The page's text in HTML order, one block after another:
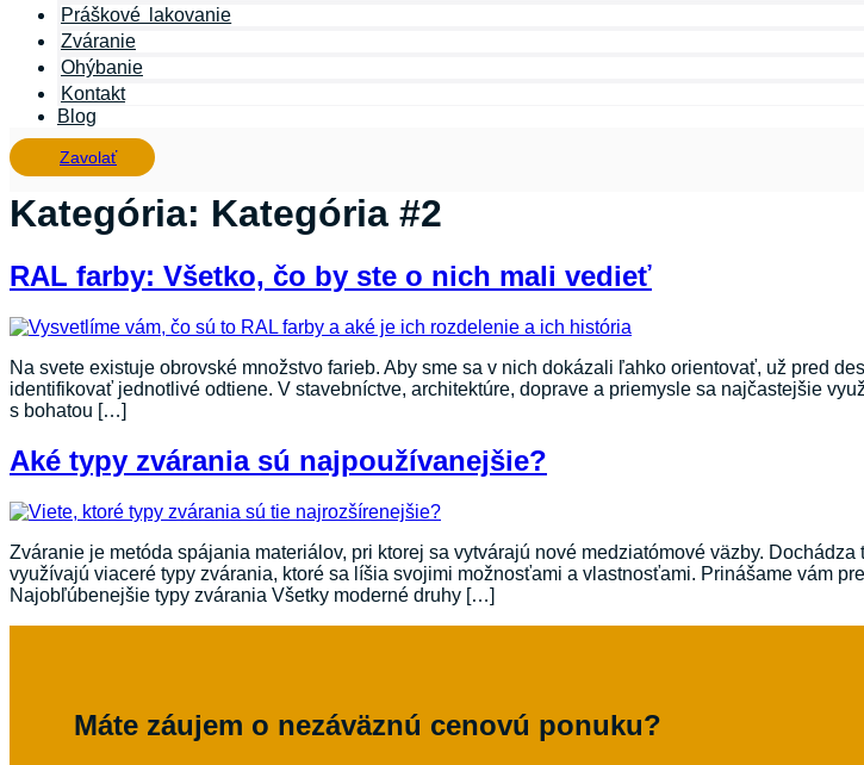
Práškové lakovanie
Zváranie
Ohýbanie
Kontakt
Blog
Zavolať
Kategória: Kategória #2
RAL farby: Všetko, čo by ste o nich mali vedieť
Na svete existuje obrovské množstvo farieb. Aby sme sa v nich dokázali ľahko orientovať, už pred
identifikovať jednotlivé odtiene. V stavebníctve, architektúre, doprave a priemysle sa najčastejšie
s bohatou […]
Aké typy zvárania sú najpoužívanejšie?
Zváranie je metóda spájania materiálov, pri ktorej sa vytvárajú nové medziatómové väzby.
využívajú viaceré typy zvárania, ktoré sa líšia svojimi možnosťami a vlastnosťami. Prinášame vám
Najobľúbenejšie typy zvárania Všetky moderné druhy […]
Máte záujem o nezáväznú cenovú ponuku?